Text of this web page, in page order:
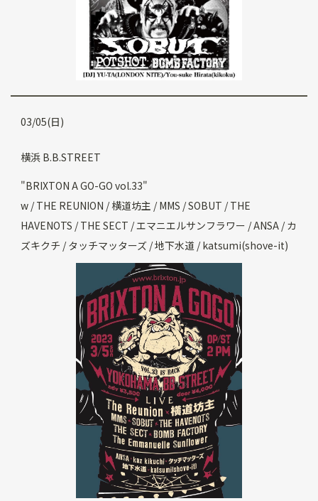
03/05(日)
横浜 B.B.STREET
"BRIXTON A GO-GO vol.33"
w / THE REUNION / 横道坊主 / MMS / SOBUT / THE
HAVENOTS / THE SECT / エマニエルサンフラワー / ANSA / カ
ズキクチ / タッチマッターズ / 地下水道 / katsumi(shove-it)